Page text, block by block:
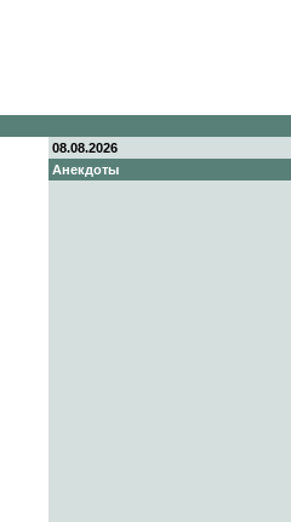
08.08.2026
Анекдоты